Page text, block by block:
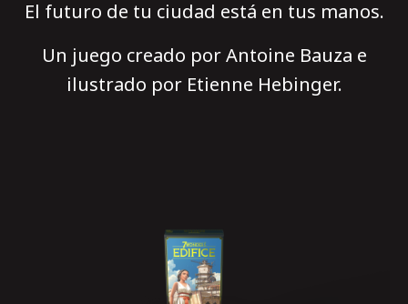
El futuro de tu ciudad está en tus manos.
Un juego creado por Antoine Bauza e
ilustrado por Etienne Hebinger.